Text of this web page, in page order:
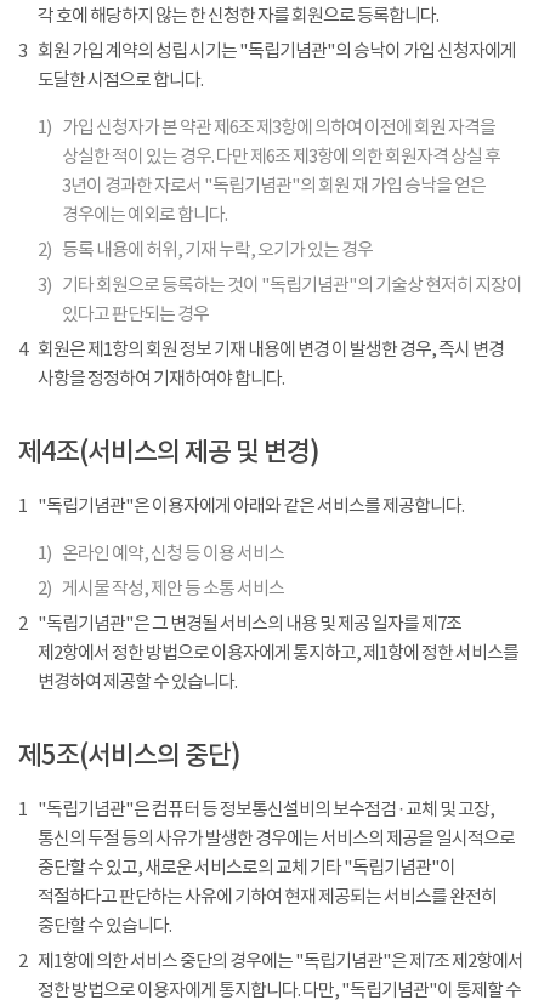
각 호에 해당하지 않는 한 신청한 자를 회원으로 등록합니다.
3 회원 가입 계약의 성립 시기는 "독립기념관"의 승낙이 가입 신청자에게
도달한 시점으로 합니다.
1) 가입 신청자가 본 약관 제6조 제3항에 의하여 이전에 회원 자격을
상실한 적이 있는 경우. 다만 제6조 제3항에 의한 회원자격 상실 후
3년이 경과한 자로서 "독립기념관"의 회원 재 가입 승낙을 얻은
경우에는 예외로 합니다.
2) 등록 내용에 허위, 기재 누락, 오기가 있는 경우
3) 기타 회원으로 등록하는 것이 "독립기념관"의 기술상 현저히 지장이
있다고 판단되는 경우
4
회원은 제1항의 회원 정보 기재 내용에 변경 이 발생한 경우, 즉시 변경
사항을 정정하여 기재하여야 합니다.
제4조(서비스의 제공 및 변경)
1 "독립기념관"은 이용자에게 아래와 같은 서비스를 제공합니다.
1) 온라인 예약, 신청 등 이용 서비스
2) 게시물 작성, 제안 등 소통 서비스
2 "독립기념관"은 그 변경될 서비스의 내용 및 제공 일자를 제7조
제2항에서 정한 방법으로 이용자에게 통지하고, 제1항에 정한 서비스를
변경하여 제공할 수 있습니다.
제5조(서비스의 중단)
1 "독립기념관"은 컴퓨터 등 정보통신설비의 보수점검 · 교체 및 고장,
통신의 두절 등의 사유가 발생한 경우에는 서비스의 제공을 일시적으로
중단할 수 있고, 새로운 서비스로의 교체 기타 "독립기념관"이
적절하다고 판단하는 사유에 기하여 현재 제공되는 서비스를 완전히
중단할 수 있습니다.
2 제1항에 의한 서비스 중단의 경우에는 "독립기념관"은 제7조 제2항에서
정한 방법으로 이용자에게 통지합니다. 다만, "독립기념관"이 통제할 수